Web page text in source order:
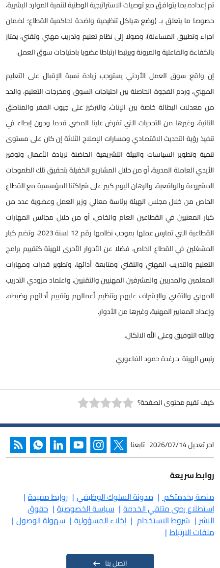
تم إعداده بما يتوافق مع توصيات الاستراتيجية الوطنية لتنمية الموارد البشرية،
خصوصا ما يتعلق بـ (وضع هياكل تنظيمية واضحة لحاكمية القطاع؛ لضمان
اجراء وتطبيق المساءلة)، وصولا إلى نظام تعليم وتدريب مهني وتقني، يمتاز
بالكفاءة والفاعلية والمرونة ويرتبط ارتباطا عضويا باحتياجات سوق العمل.
إن واقع سوق العمل الأردني يستوجب زيادة نسبة الإقبال على التعليم
المهني، وردم الفجوة الحاصلة بين احتياجات السوق ومخرجات التعليم، والحد
من معدلات البطالة خاصة بين الإناث، والتركيز على جيوب الفقر والمناطق
النائية، وغيرها من التحديات التي تفرض علينا المضي قدما ودون إبطاء في
تنفيذ رؤية التحديث الاقتصادي ومسارات الإصلاح الثلاثة إن كان على مستوى
تنمية وتطوير السياسات والبيئة التشريعية الحاضنة لريادة الأعمال وتوفير
الأيدي العاملة المدربة، أو من خلال المشاريع الكفيلة بتحقيق تلك الطموحات
المشروعة والواقعية، والرهان اليوم كبير على شراكتنا المؤسسية مع القطاع
الخاص من خلال مجلس الهيئة برئاسة معالي وزير العمل وعضوية عدد من
كبار المعنيين في القطاعين العام والخاص، أو من خلال مجالس المهارات
القطاعية التي تمارس عملها بموجب نظامها رقم 12 لسنة 2023، وتضم كبار
المشغلين في القطاع الخاص، فضلا عن الأدوار الأخرى للهيئة كتقييم برامج
التعليم والتدريب المهني والتقني ومتابعة أدائها، وتطوير قدرات ومهارات
المعلمين والمدربين والمشرفين المهنيين والتقنيين، واعتماد مزودي التدريب
المهني والتقني والإشراف عليهم وتنظيم أعمالهم وتقييم أدائهم وضبطه،
وإعداد المعايير المهنية، وغيرها من الأدوار.
وبالله التوفيق وعلى الله الاتكال..
رئيس الهيئة د.رغدة حمود الفاعوري
كيف تقيم محتوى الصفحة؟
اخر تعديل2026/07/14 تابعنا
روابط سريعة
منصة بخدمتكم مدونة السلوك الوظيفي
روابط مفيدة
استطلاع رضى متلقي الخدمة سياسة الخصوصية حقوق
النشر شروط الاستخدام إخلاء المسؤولية سهولة الوصول
ملفات الارتباط
اتصل بنا